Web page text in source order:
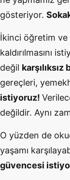
gösteriyor.
İkinci öğretim ve
kaldırılmasını
değil
gereçleri,
istiyoruz!
değildir. Aynı
O yüzden de
yaşamı
güvencesi